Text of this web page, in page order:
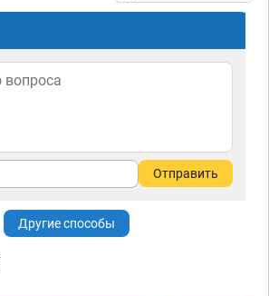
Отправить
Другие способы